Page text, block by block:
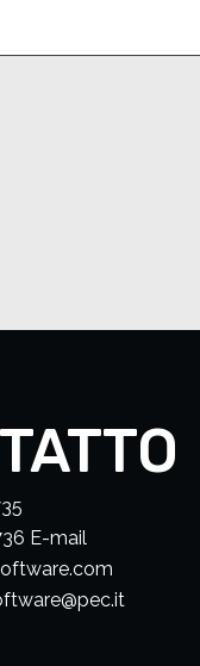
E-mail